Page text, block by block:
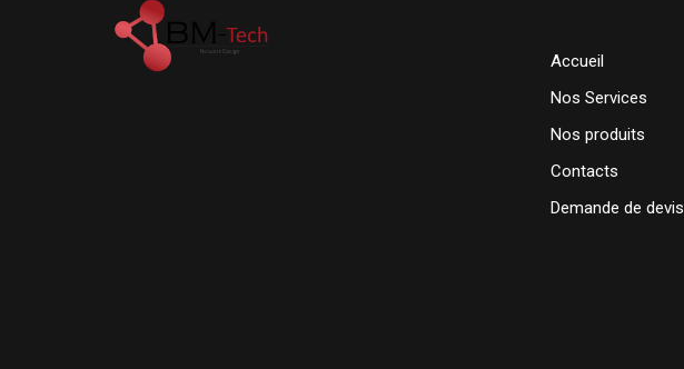
Accueil
Nos Services
Nos produits
Contacts
Demande de devis